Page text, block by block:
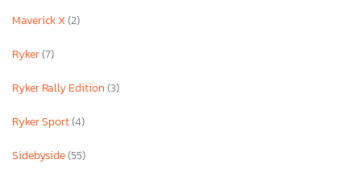
Maverick X(2)
Ryker(7)
Ryker Rally Edition(3)
Ryker Sport(4)
Sidebyside(55)